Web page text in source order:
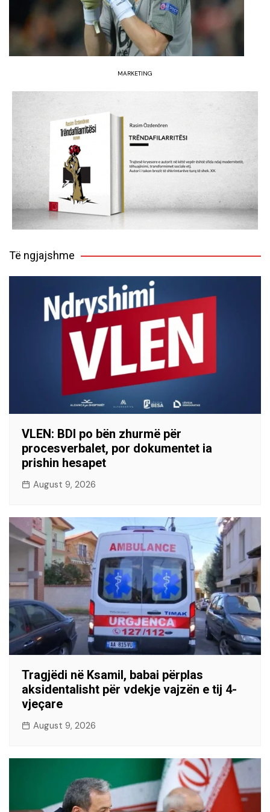
MARKETING
Të ngjajshme
VLEN: BDI po bën zhurmë për
procesverbalet, por dokumentet ia
prishin hesapet
August 9, 2026
Tragjëdi në Ksamil, babai përplas
aksidentalisht për vdekje vajzën e tij 4-
vjeçare
August 9, 2026